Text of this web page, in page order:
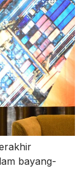
bayang-